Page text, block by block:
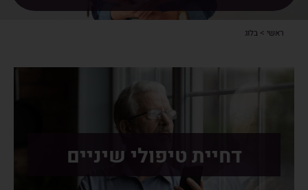
ראשי > בלוג
דחיית טיפולי שיניים